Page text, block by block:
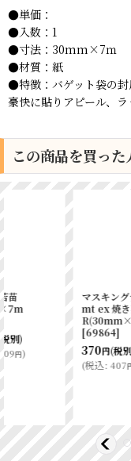
●単価：
●入数：1
●寸法：30mm×7ｍ
●材質：紙
●特徴：バゲット袋の封
豪快に貼りアピール、
この商品を買っ
マスキングテープ
mt 1P 方眼・たんぽ
ぽ 15mm×5m
[